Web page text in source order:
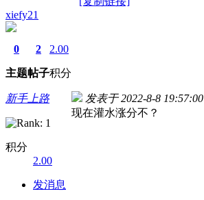
xiefy21
0
主题
2
帖子
2.00
积分
新手上路
积分
2.00
发消息
发表于 2022-8-8 19:57:00
现在灌水涨分不？